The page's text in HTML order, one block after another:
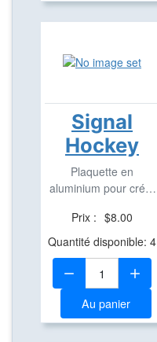
Signal
Hockey
Plaquette en
aluminium pour créer
Prix : $8.00
Quantité disponible: 4
Quantité:
Au panier